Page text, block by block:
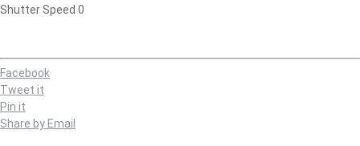
Shutter Speed 0
Facebook
Tweet it
Pin it
Share by Email